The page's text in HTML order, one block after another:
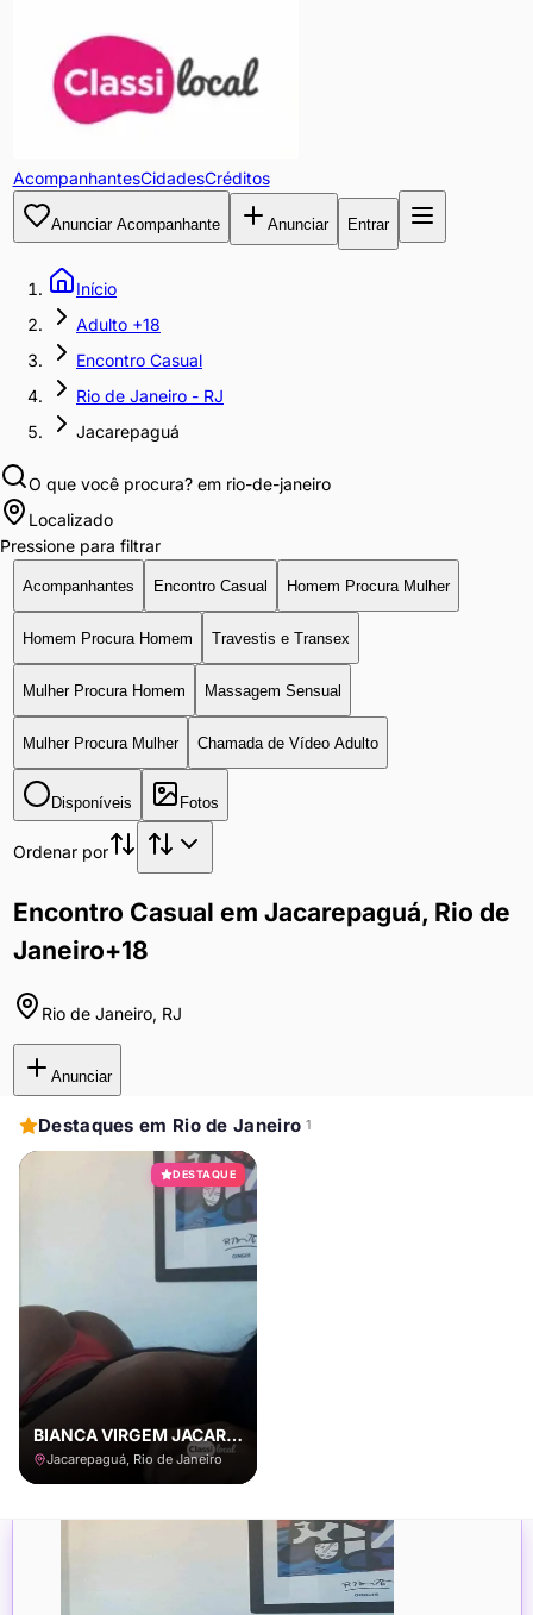
AcompanhantesCidadesCréditos
Anunciar Acompanhante Anunciar Entrar
Início
Adulto +18
Encontro Casual
Rio de Janeiro - RJ
Jacarepaguá
O que você procura? em rio-de-janeiro
Localizado
Pressione para filtrar
Acompanhantes Encontro Casual Homem Procura Mulher
Homem Procura Homem Travestis e Transex
Mulher Procura Homem Massagem Sensual
Mulher Procura Mulher Chamada de Vídeo Adulto
Disponíveis Fotos
Ordenar por
Encontro Casual em Jacarepaguá, Rio de
Janeiro+18
Rio de Janeiro, RJ
Anunciar
Destaques em Rio de Janeiro 1
DESTAQUE
BIANCA VIRGEM JACAREPAGUÁ
Jacarepaguá, Rio de Janeiro